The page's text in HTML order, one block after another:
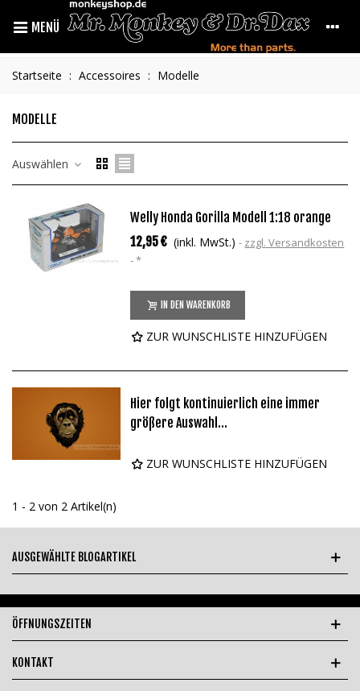
MENÜ
Startseite : Accessoires : Modelle
MODELLE
Auswählen
Welly Honda Gorilla Modell 1:18 orange
12,95 € (inkl. MwSt.)
zzgl. Versandkosten
*
IN DEN WARENKORB
ZUR WUNSCHLISTE HINZUFÜGEN
Hier folgt kontinuierlich eine immer
größere Auswahl...
ZUR WUNSCHLISTE HINZUFÜGEN
1 - 2 von 2 Artikel(n)
AUSGEWÄHLTE BLOGARTIKEL
ÖFFNUNGSZEITEN
KONTAKT